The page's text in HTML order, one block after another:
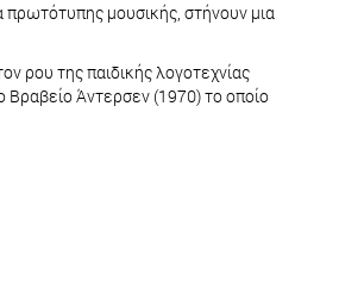
μουσικής, στήνουν μια
ρου της παιδικής λογοτεχνίας
Βραβείο Άντερσεν (1970) το οποίο